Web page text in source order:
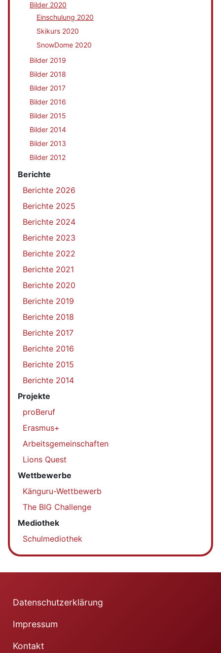
Bilder 2020
Einschulung 2020
Skikurs 2020
SnowDome 2020
Bilder 2019
Bilder 2018
Bilder 2017
Bilder 2016
Bilder 2015
Bilder 2014
Bilder 2013
Bilder 2012
Berichte
Berichte 2026
Berichte 2025
Berichte 2024
Berichte 2023
Berichte 2022
Berichte 2021
Berichte 2020
Berichte 2019
Berichte 2018
Berichte 2017
Berichte 2016
Berichte 2015
Berichte 2014
Projekte
proBeruf
Erasmus+
Arbeitsgemeinschaften
Lions Quest
Wettbewerbe
Känguru-Wettbewerb
The BIG Challenge
Mediothek
Schulmediothek
Datenschutzerklärung
Impressum
Kontakt